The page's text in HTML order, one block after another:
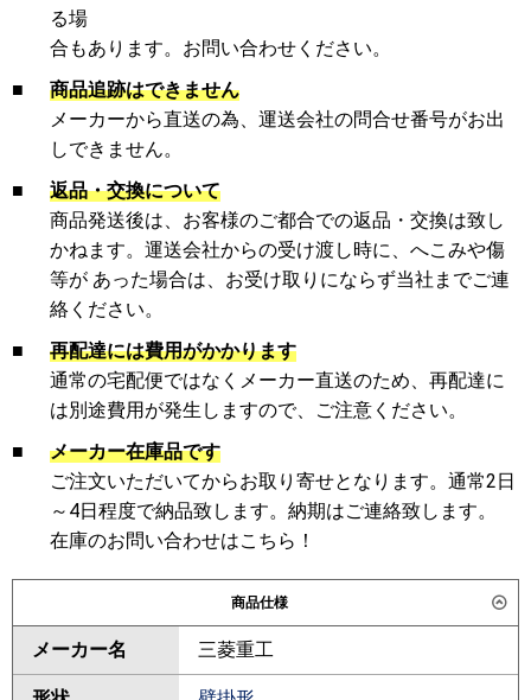
る場
合もあります。お問い合わせください。
■
商品追跡はできません
メーカーから直送の為、運送会社の問合せ番号がお出
しできません。
■
返品・交換について
商品発送後は、お客様のご都合での返品・交換は致し
かねます。運送会社からの受け渡し時に、へこみや傷
等が あった場合は、お受け取りにならず当社までご連
絡ください。
■
再配達には費用がかかります
通常の宅配便ではなくメーカー直送のため、再配達に
は別途費用が発生しますので、ご注意ください。
■
メーカー在庫品です
ご注文いただいてからお取り寄せとなります。通常2日
～4日程度で納品致します。納期はご連絡致します。
在庫のお問い合わせはこちら！
商品仕様
メーカー名 三菱重工